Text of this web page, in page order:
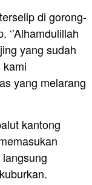
di gorong-
yang sudah
kami
yang melarang
kantong